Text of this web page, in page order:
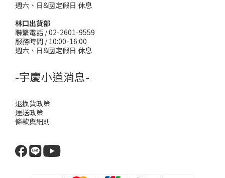
週六、日&國定假日 休息
林口出貨部
聯繫電話 / 02-2601-9559
服務時間 / 10:00-16:00
週六、日&國定假日 休息
-宇慶小道消息-
退換貨政策
運送政策
條款與細則